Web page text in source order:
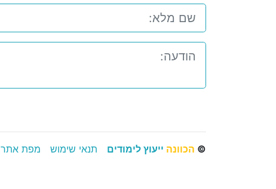
© הכוונה ייעוץ לימודים תנאי שימוש מפת אתר